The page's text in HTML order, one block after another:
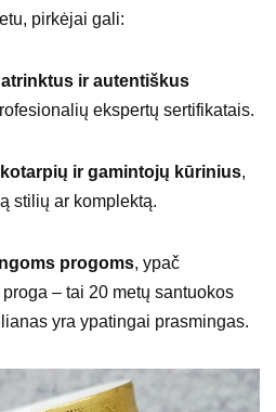
pirkėjai gali:
ir autentiškus
ekspertų sertifikatais.
ir gamintojų kūrinius,
stilių ar komplektą.
progoms, ypač
proga – tai 20 metų santuokos
yra ypatingai prasmingas.